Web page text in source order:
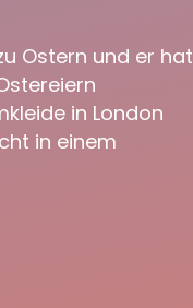
Ostern und er hat
in London
in einem